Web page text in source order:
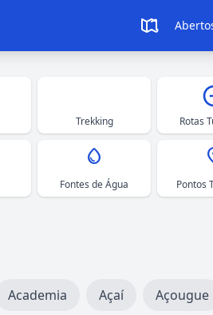
Trekking Rotas
water_drop
Fontes de Água Pontos
Academia Açaí Açougue